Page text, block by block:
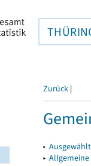
Zurück |
▸
▸